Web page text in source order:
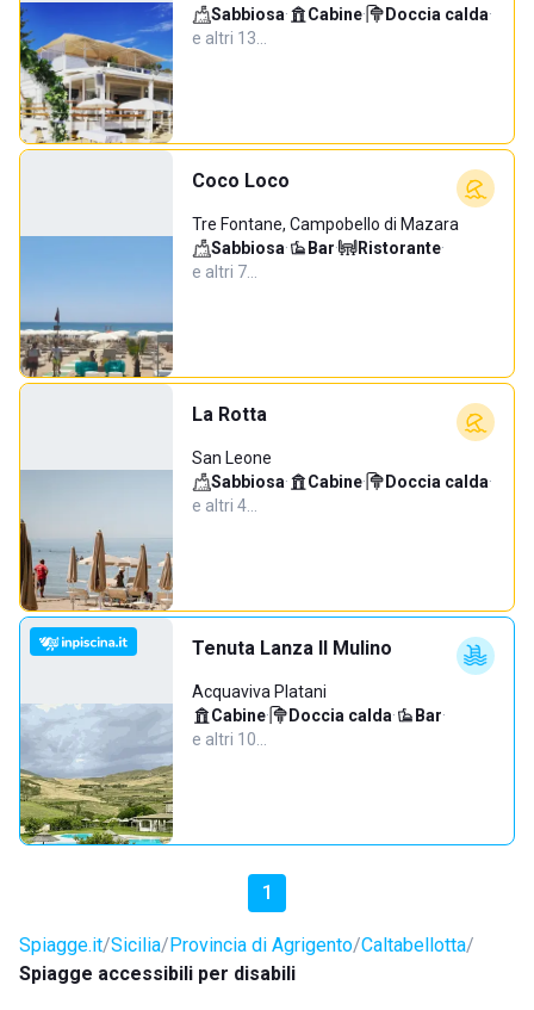
Sabbiosa· Cabine· Doccia calda·
e altri 13…
Coco Loco
Tre Fontane, Campobello di Mazara
Sabbiosa· Bar· Ristorante·
e altri 7…
La Rotta
San Leone
Sabbiosa· Cabine· Doccia calda·
e altri 4…
Tenuta Lanza Il Mulino
Acquaviva Platani
Cabine· Doccia calda· Bar·
e altri 10…
1
Spiagge.it Sicilia Provincia di Agrigento Caltabellotta
Spiagge accessibili per disabili